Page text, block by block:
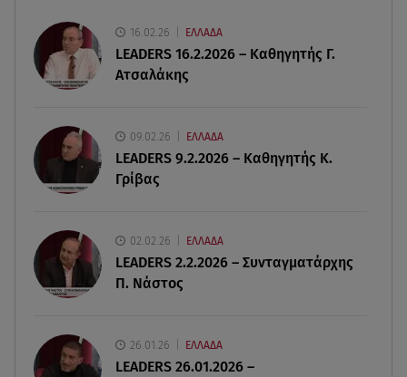
Rekord C
09.08.26 , 09:03
09.08.26 , 08:44
Σοβαρό τροχαίο στο Λαγονήσι: Τραυματίες δύο
09.08.26 , 03:00
Εορτολόγιο: Ποιοι γιορτάζουν στις 9 Αυγούστου
Αττική: Μπαράζ διαρρήξεων – Λεία 70.000 ευρώ
από μεζονέτα
16.02.26 ΕΛΛΑΔΑ
LEADERS 16.2.2026 – Καθηγητής Γ.
Ατσαλάκης
09.02.26 ΕΛΛΑΔΑ
LEADERS 9.2.2026 – Καθηγητής Κ.
Γρίβας
02.02.26 ΕΛΛΑΔΑ
LEADERS 2.2.2026 – Συνταγματάρχης
Π. Νάστος
26.01.26 ΕΛΛΑΔΑ
LEADERS 26.01.2026 –